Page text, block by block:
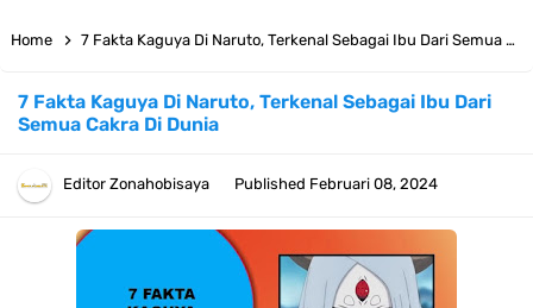
Resep Pesmol Ikan Mas, Makanan Khas Sunda Dengan Rasa Yang
Enaknya Nagih
Arti Bendera Barbados, Negara Kepulauan Yang Terletak Di Kawasan
Karibia
Home 7 Fakta Kaguya Di Naruto, Terkenal Sebagai Ibu Dari Semua Cakra Di Dunia
7 Fakta Kaguya Di Naruto, Terkenal Sebagai Ibu Dari
Semua Cakra Di Dunia
Editor Zonahobisaya Published Februari 08, 2024